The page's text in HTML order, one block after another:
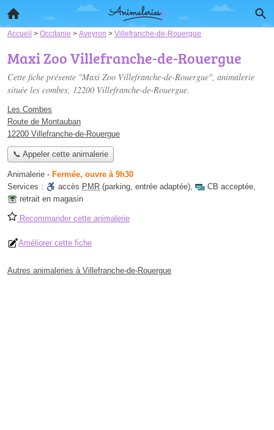
Accueil > Occitanie > Aveyron > Villefranche-de-Rouergue
Maxi Zoo Villefranche-de-Rouergue
Cette fiche présente "Maxi Zoo Villefranche-de-Rouergue", animalerie
située les combes, 12200 Villefranche-de-Rouergue.
Les Combes
Route de Montauban
12200 Villefranche-de-Rouergue
📞 Appeler cette animalerie
Animalerie - Fermée, ouvre à 9h30
Services :
accès PMR (parking, entrée adaptée), CB acceptée,
retrait en magasin
Recommander cette animalerie
Améliorer cette fiche
Autres animaleries à Villefranche-de-Rouergue